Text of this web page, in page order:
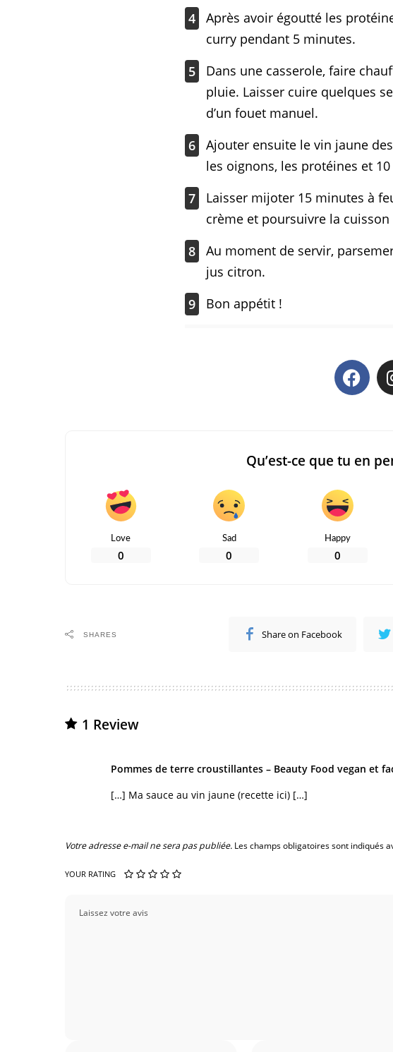
4
Après avoir égoutté les
curry pendant 5 minutes.
5
Dans une casserole, faire
pluie. Laisser cuire quelques
d’un fouet manuel.
6
Ajouter ensuite le vin jaune
les oignons, les protéines et
7
Laisser mijoter 15 minutes à
crème et poursuivre la
8
Au moment de servir,
jus citron.
9
Bon appétit !
Qu’est-ce que tu en
Love
0
Sad
0
Happy
0
SHARES Share on Facebook
1 Review
Pommes de terre croustillantes – Beauty Food vegan et
[…] Ma sauce au vin jaune (recette ici) […]
Votre adresse e-mail ne sera pas publiée. Les champs obligatoires sont indiqués
YOUR RATING